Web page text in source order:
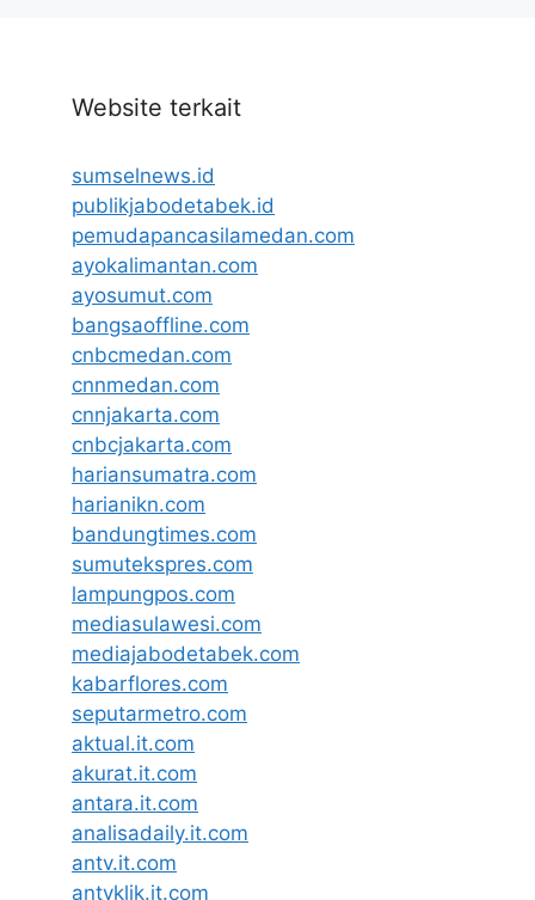
Website terkait
sumselnews.id
publikjabodetabek.id
pemudapancasilamedan.com
ayokalimantan.com
ayosumut.com
bangsaoffline.com
cnbcmedan.com
cnnmedan.com
cnnjakarta.com
cnbcjakarta.com
hariansumatra.com
harianikn.com
bandungtimes.com
sumutekspres.com
lampungpos.com
mediasulawesi.com
mediajabodetabek.com
kabarflores.com
seputarmetro.com
aktual.it.com
akurat.it.com
antara.it.com
analisadaily.it.com
antv.it.com
antvklik.it.com